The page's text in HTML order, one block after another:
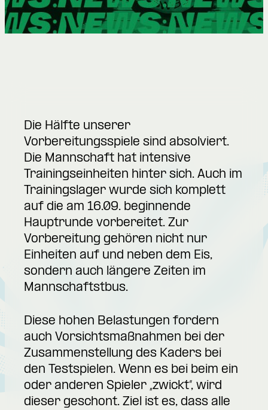
Die Hälfte unserer
Vorbereitungsspiele sind absolviert.
Die Mannschaft hat intensive
Trainingseinheiten hinter sich. Auch im
Trainingslager wurde sich komplett
auf die am 16.09. beginnende
Hauptrunde vorbereitet. Zur
Vorbereitung gehören nicht nur
Einheiten auf und neben dem Eis,
sondern auch längere Zeiten im
Mannschaftstbus.
Diese hohen Belastungen fordern
auch Vorsichtsmaßnahmen bei der
Zusammenstellung des Kaders bei
den Testspielen. Wenn es bei beim ein
oder anderen Spieler „zwickt“, wird
dieser geschont. Ziel ist es, dass alle